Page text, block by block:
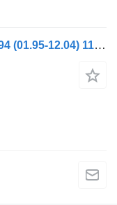
Õhukuivati Knorr-Bremse 4-series 94 (01.95-12.04) 1186591 tüübi jaoks veoauto Scania 4-series (1995-2006)